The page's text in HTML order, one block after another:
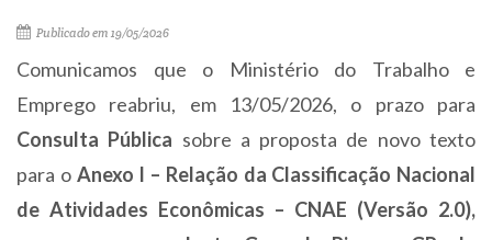
Publicado em 19/05/2026
Comunicamos que o Ministério do Trabalho e
Emprego reabriu, em 13/05/2026, o prazo para
Consulta Pública sobre a proposta de novo texto
para o Anexo I – Relação da Classificação Nacional
de Atividades Econômicas – CNAE (Versão 2.0),